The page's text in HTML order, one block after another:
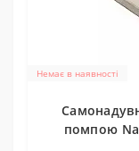
Немає в наявності
помпою